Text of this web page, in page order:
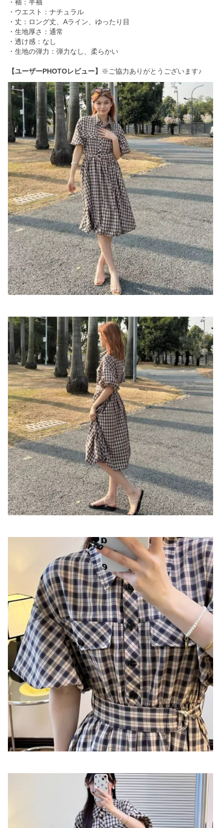
・袖：半袖
・ウエスト：ナチュラル
・丈：ロング丈、Aライン、ゆったり目
・生地厚さ：通常
・透け感：なし
・生地の弾力：弾力なし、柔らかい
【ユーザーPHOTOレビュー】